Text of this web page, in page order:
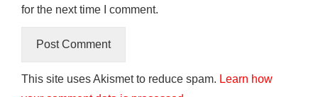
for the next time I comment.
This site uses Akismet to reduce spam. Learn how